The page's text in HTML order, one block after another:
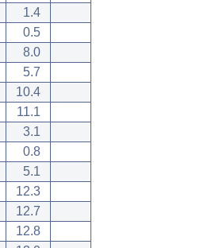
1.4
0.5
8.0
5.7
10.4
11.1
3.1
0.8
5.1
12.3
12.7
12.8